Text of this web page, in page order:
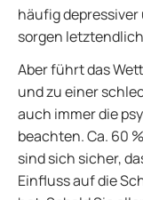
häufig depressiver
sorgen
Aber führt das
und zu einer
auch immer die
beachten. Ca. 60
sind sich sicher,
Einfluss auf die